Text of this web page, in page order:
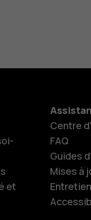
et
Centre
FAQ
Guides
Mises à